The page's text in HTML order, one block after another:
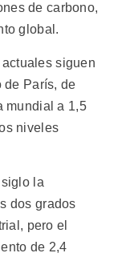
de carbono,
global.
siguen
de París, de
mundial a 1,5
niveles
la
dos grados
pero el
de 2,4